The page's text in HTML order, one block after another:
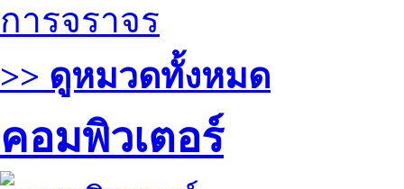
การจราจร
>> ดูหมวดทั้งหมด
คอมพิวเตอร์